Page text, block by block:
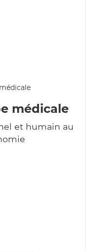
médicale
et humain au